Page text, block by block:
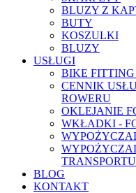
BLUZY Z
BUTY
KOSZULKI
BLUZY
USŁUGI
BIKE FITTING
CENNIK
ROWERU
OKLEJANIE
WKŁADKI -
BLOG
KONTAKT